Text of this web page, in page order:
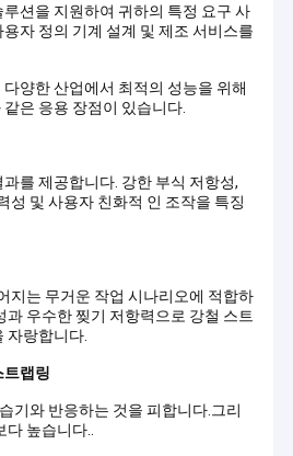
루션을 지원하여 귀하의 특정 요구 사
자 정의 기계 설계 및 제조 서비스를
양한 산업에서 최적의 성능을 위해
은 응용 장점이 있습니다.
를 제공합니다. 강한 부식 저항성,
성 및 사용자 친화적 인 조작을 특징
지는 무거운 작업 시나리오에 적합하
과 우수한 찢기 저항력으로 강철 스트
자랑합니다.
트랩링
기와 반응하는 것을 피합니다.그리
높습니다..
회사중국의 포장 산업에서
플라스틱 스틸 스트랩의 전문 제
30 년의 경험